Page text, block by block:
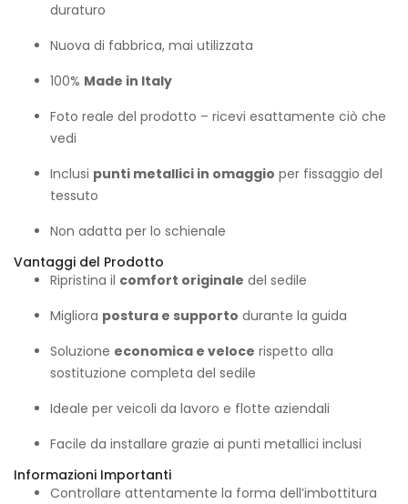
duraturo
Nuova di fabbrica, mai utilizzata
100% Made in Italy
Foto reale del prodotto – ricevi esattamente ciò che
vedi
Inclusi punti metallici in omaggio per fissaggio del
tessuto
Non adatta per lo schienale
Vantaggi del Prodotto
Ripristina il comfort originale del sedile
Migliora postura e supporto durante la guida
Soluzione economica e veloce rispetto alla
sostituzione completa del sedile
Ideale per veicoli da lavoro e flotte aziendali
Facile da installare grazie ai punti metallici inclusi
Informazioni Importanti
Controllare attentamente la forma dell’imbottitura